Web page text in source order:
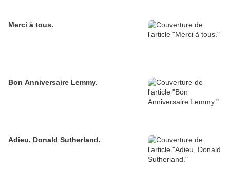
Merci à tous.
Bon Anniversaire Lemmy.
Adieu, Donald Sutherland.